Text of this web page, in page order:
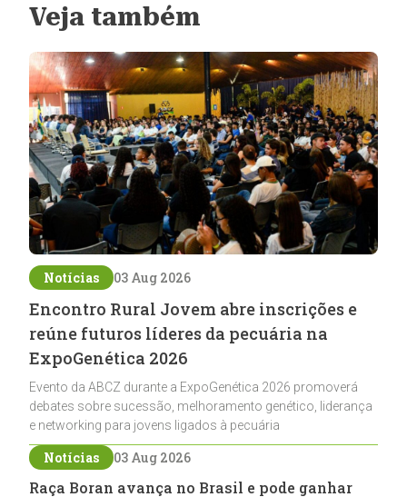
Veja também
Notícias 03 Aug 2026
Encontro Rural Jovem abre inscrições e
reúne futuros líderes da pecuária na
ExpoGenética 2026
Evento da ABCZ durante a ExpoGenética 2026 promoverá
debates sobre sucessão, melhoramento genético, liderança
e networking para jovens ligados à pecuária
Notícias 03 Aug 2026
Raça Boran avança no Brasil e pode ganhar